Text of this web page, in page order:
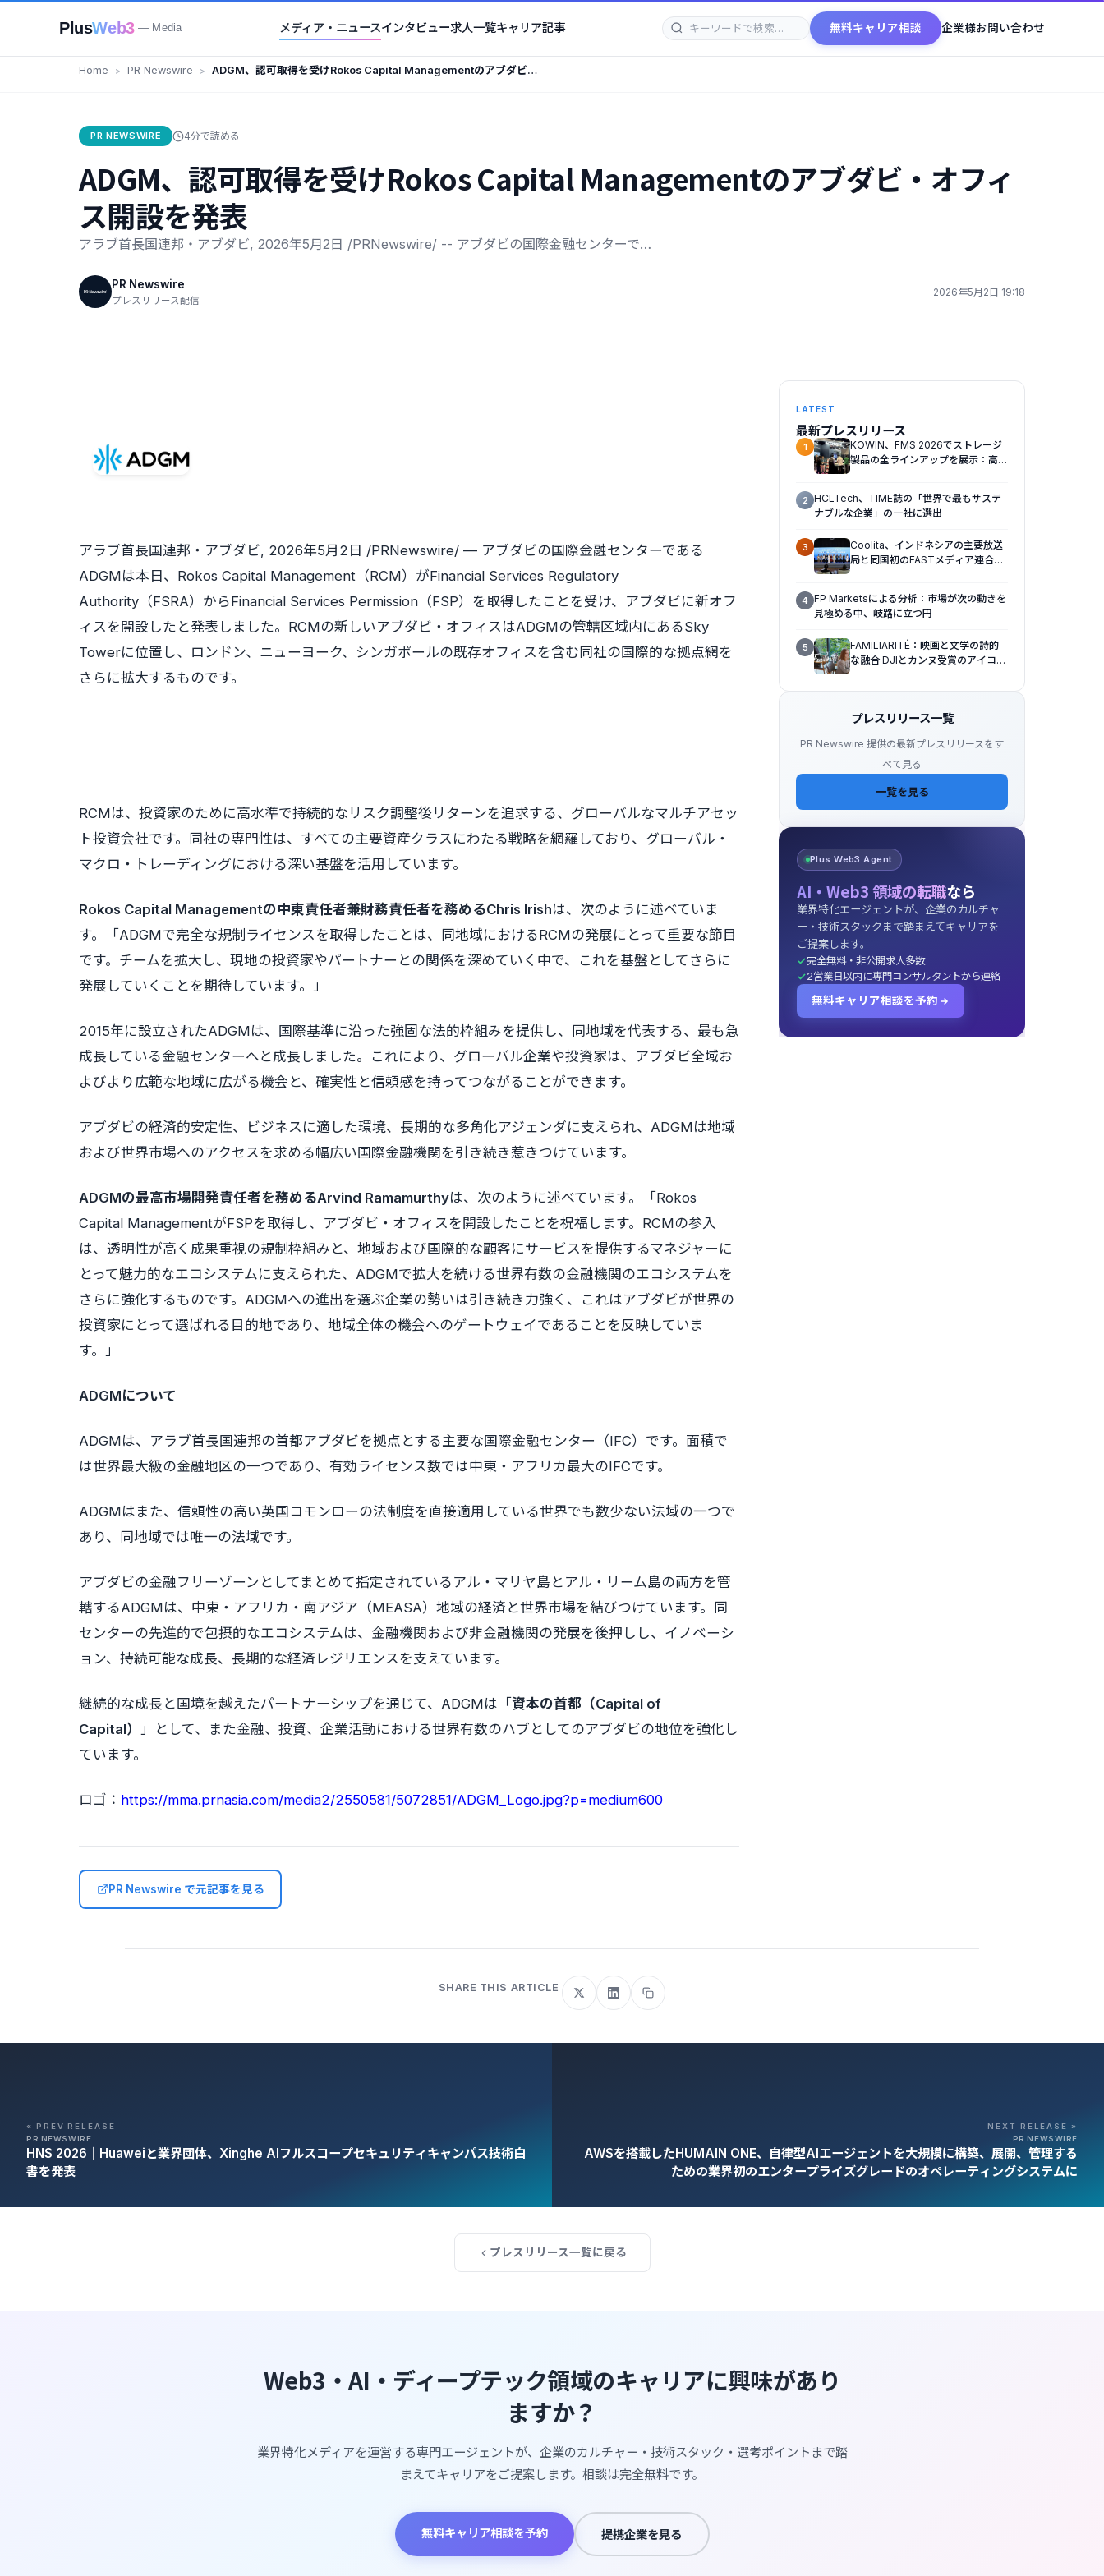
PlusWeb3 — Media メディア・ニュースインタビュー求人一覧キャリア記事 無料キャリア相談 企業様お問い合わせ
Home PR Newswire
ADGM、認可取得を受けRokos Capital Managementのアブダビ・
PR NEWSWIRE 4分で読める
ADGM、認可取得を受けRokos Capital Managementのアブダビ・オフィ
ス開設を発表
アラブ首長国連邦・アブダビ, 2026年5月2日 /PRNewswire/ -- アブダビの国際金融センターで…
PR Newswire
プレスリリース配信
2026年5月2日 19:18
アラブ首長国連邦・アブダビ, 2026年5月2日 /PRNewswire/ — アブダビの国際金融センターである
ADGMは本日、Rokos Capital Management（RCM）がFinancial Services Regulatory
Authority（FSRA）からFinancial Services Permission（FSP）を取得したことを受け、アブダビに新オフ
ィスを開設したと発表しました。RCMの新しいアブダビ・オフィスはADGMの管轄区域内にあるSky
Towerに位置し、ロンドン、ニューヨーク、シンガポールの既存オフィスを含む同社の国際的な拠点網を
さらに拡大するものです。
RCMは、投資家のために高水準で持続的なリスク調整後リターンを追求する、グローバルなマルチアセッ
ト投資会社です。同社の専門性は、すべての主要資産クラスにわたる戦略を網羅しており、グローバル・
マクロ・トレーディングにおける深い基盤を活用しています。
Rokos Capital Managementの中東責任者兼財務責任者を務めるChris Irishは、次のように述べていま
す。「ADGMで完全な規制ライセンスを取得したことは、同地域におけるRCMの発展にとって重要な節目
です。チームを拡大し、現地の投資家やパートナーとの関係を深めていく中で、これを基盤としてさらに
発展していくことを期待しています。」
2015年に設立されたADGMは、国際基準に沿った強固な法的枠組みを提供し、同地域を代表する、最も急
成長している金融センターへと成長しました。これにより、グローバル企業や投資家は、アブダビ全域お
よびより広範な地域に広がる機会と、確実性と信頼感を持ってつながることができます。
アブダビの経済的安定性、ビジネスに適した環境、長期的な多角化アジェンダに支えられ、ADGMは地域
および世界市場へのアクセスを求める幅広い国際金融機関を引き続き惹きつけています。
ADGMの最高市場開発責任者を務めるArvind Ramamurthyは、次のように述べています。「Rokos
Capital ManagementがFSPを取得し、アブダビ・オフィスを開設したことを祝福します。RCMの参入
は、透明性が高く成果重視の規制枠組みと、地域および国際的な顧客にサービスを提供するマネジャーに
とって魅力的なエコシステムに支えられた、ADGMで拡大を続ける世界有数の金融機関のエコシステムを
さらに強化するものです。ADGMへの進出を選ぶ企業の勢いは引き続き力強く、これはアブダビが世界の
投資家にとって選ばれる目的地であり、地域全体の機会へのゲートウェイであることを反映していま
す。」
ADGMについて
ADGMは、アラブ首長国連邦の首都アブダビを拠点とする主要な国際金融センター（IFC）です。面積で
は世界最大級の金融地区の一つであり、有効ライセンス数では中東・アフリカ最大のIFCです。
ADGMはまた、信頼性の高い英国コモンローの法制度を直接適用している世界でも数少ない法域の一つで
あり、同地域では唯一の法域です。
アブダビの金融フリーゾーンとしてまとめて指定されているアル・マリヤ島とアル・リーム島の両方を管
轄するADGMは、中東・アフリカ・南アジア（MEASA）地域の経済と世界市場を結びつけています。同
センターの先進的で包摂的なエコシステムは、金融機関および非金融機関の発展を後押しし、イノベーシ
ョン、持続可能な成長、長期的な経済レジリエンスを支えています。
継続的な成長と国境を越えたパートナーシップを通じて、ADGMは「 資本の首都（Capital of
Capital） 」として、また金融、投資、企業活動における世界有数のハブとしてのアブダビの地位を強化し
ています。
ロゴ： https://mma.prnasia.com/media2/2550581/5072851/ADGM_Logo.jpg?p=medium600
PR Newswire で元記事を見る
LATEST
最新プレスリリース
1
KOWIN、FMS 2026でストレージ
製品の全ラインアップを展示：高性
2 HCLTech、TIME誌の「世界で最もサステ
ナブルな企業」の一社に選出
3
Coolita、インドネシアの主要放送
局と同国初のFASTメディア連合を
4 FP Marketsによる分析：市場が次の動きを
見極める中、岐路に立つ円
5
FAMILIARITÉ：映画と文学の詩的
な融合 DJIとカンヌ受賞のアイコ
えて二人の女性の声を再会させる
プレスリリース一覧
PR Newswire 提供の最新プレスリリースをす
べて見る
一覧を見る
Plus Web3 Agent
AI・Web3 領域の転職なら
業界特化エージェントが、企業のカルチャ
ー・技術スタックまで踏まえてキャリアを
ご提案します。
完全無料・非公開求人多数
2営業日以内に専門コンサルタントから連絡
無料キャリア相談を予約
SHARE THIS ARTICLE
« PREV RELEASE
PR NEWSWIRE
HNS 2026｜Huaweiと業界団体、Xinghe AIフルスコープセキュリティキャンパス技術白
書を発表
NEXT RELEASE »
PR NEWSWIRE
AWSを搭載したHUMAIN ONE、自律型AIエージェントを大規模に構築、展開、管理する
ための業界初のエンタープライズグレードのオペレーティングシステムに
プレスリリース一覧に戻る
Web3・AI・ディープテック領域のキャリアに興味があり
ますか？
業界特化メディアを運営する専門エージェントが、企業のカルチャー・技術スタック・選考ポイントまで踏
まえてキャリアをご提案します。相談は完全無料です。
無料キャリア相談を予約 提携企業を見る